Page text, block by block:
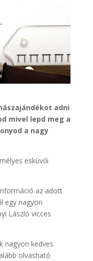
adni
mivel lepd meg a
a nagy
esküvői
az adott
egy nagyon
László vicces
nagyon kedves
olvasható